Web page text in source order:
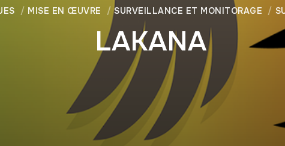
MISE EN ŒUVRE SURVEILLANCE ET MONITORAGE
LAKANA